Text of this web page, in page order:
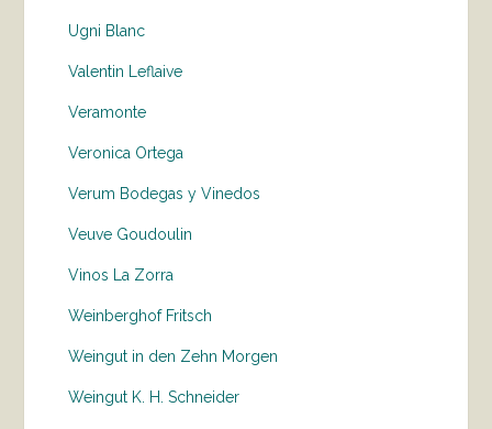
Ugni Blanc
Valentin Leflaive
Veramonte
Veronica Ortega
Verum Bodegas y Vinedos
Veuve Goudoulin
Vinos La Zorra
Weinberghof Fritsch
Weingut in den Zehn Morgen
Weingut K. H. Schneider